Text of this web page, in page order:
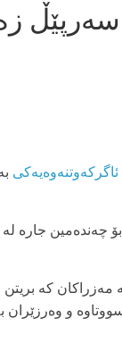
ئاگرکەوتنەوەیەکی
چەندەمین جارە
و